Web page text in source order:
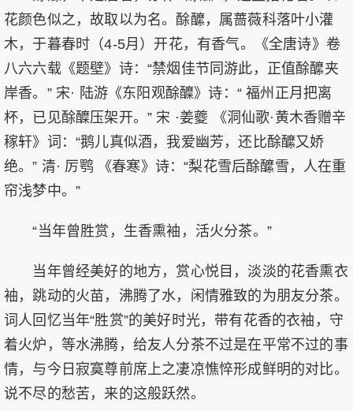
花颜色似之，故取以为名。酴醿，属蔷薇科落叶小灌
木，于暮春时（4-5月）开花，有香气。《全唐诗》卷
八六六载《题壁》诗：“禁烟佳节同游此，正值酴醿夹
岸香。” 宋· 陆游《东阳观酴醾》诗：“ 福州正月把离
杯，已见酴醾压架开。” 宋 ·姜夔 《洞仙歌·黄木香赠辛
稼轩》词：“鹅儿真似酒，我爱幽芳，还比酴醿又娇
绝。” 清· 厉鹗 《春寒》诗：“梨花雪后酴醿雪，人在重
帘浅梦中。”
“当年曾胜赏，生香熏袖，活火分茶。”
当年曾经美好的地方，赏心悦目，淡淡的花香熏衣
袖，跳动的火苗，沸腾了水，闲情雅致的为朋友分茶。
词人回忆当年“胜赏”的美好时光，带有花香的衣袖，守
着火炉，等水沸腾，给友人分茶不过是在平常不过的事
情，与今日寂寞尊前席上之凄凉憔悴形成鲜明的对比。
说不尽的愁苦，来的这般跃然。